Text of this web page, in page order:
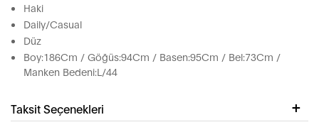
Haki
Daily/Casual
Düz
Boy:186Cm / Göğüs:94Cm / Basen:95Cm / Bel:73Cm /
Manken Bedeni:L/44
Taksit Seçenekleri